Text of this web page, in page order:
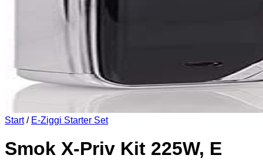
Start / E-Ziggi Starter Set
Smok X-Priv Kit 225W, E